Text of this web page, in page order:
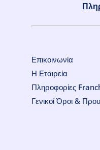
Επικοινωνία
Η Εταιρεία
Πληροφορίες
Γενικοί Όροι &